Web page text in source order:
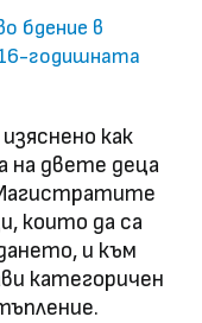
бдение в
годишната
как
на двете деца
които да са
и към
категоричен